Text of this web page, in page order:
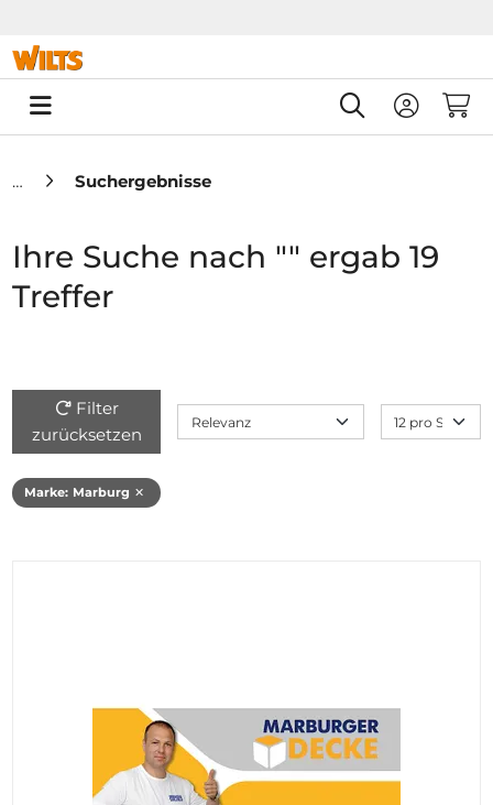
0
Suchergebnisse
Ihre Suche nach "" ergab 19
Treffer
Filter
zurücksetzen
Marke: Marburg ✕